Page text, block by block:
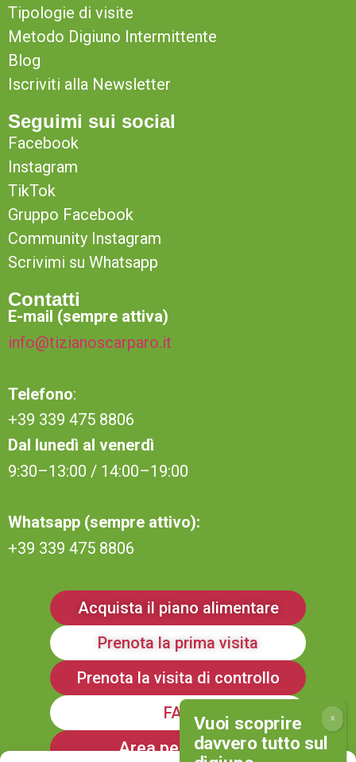
Tipologie di visite
Metodo Digiuno Intermittente
Blog
Iscriviti alla Newsletter
Seguimi sui social
Facebook
Instagram
TikTok
Gruppo Facebook
Community Instagram
Scrivimi su Whatsapp
Contatti
E-mail (sempre attiva)
info@tizianoscarparo.it
Telefono:
+39 339 475 8806
Dal lunedì al venerdì
9:30–13:00 / 14:00–19:00
Whatsapp (sempre attivo):
+39 339 475 8806
Acquista il piano alimentare
Prenota la prima visita
Prenota la visita di controllo
FAQ
Area personale